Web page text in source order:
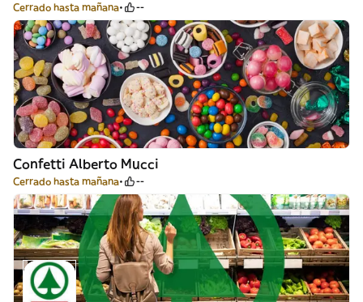
Cerrado hasta mañana --
Confetti Alberto Mucci
Cerrado hasta mañana --